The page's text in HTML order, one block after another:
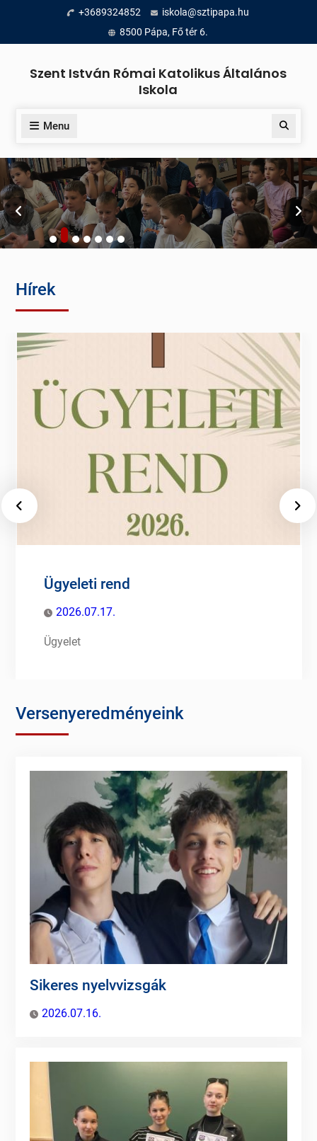
content
+3689324852
iskola@sztipapa.hu
8500 Pápa, Fő tér 6.
Szent István Római Katolikus Általános
Iskola
Menu Search
Hírek
Ügyeleti rend
2026.07.17.
Ügyelet
Versenyeredményeink
Sikeres nyelvvizsgák
2026.07.16.